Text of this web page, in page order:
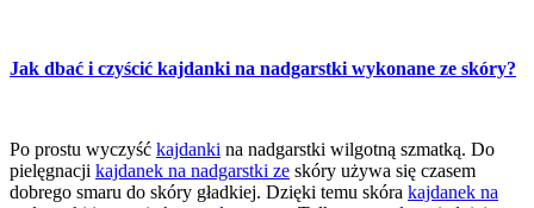
Jak dbać i czyścić kajdanki na nadgarstki wykonane ze skóry?
Po prostu wyczyść kajdanki na nadgarstki wilgotną szmatką. Do
pielęgnacji kajdanek na nadgarstki ze skóry używa się czasem
dobrego smaru do skóry gładkiej. Dzięki temu skóra kajdanek na